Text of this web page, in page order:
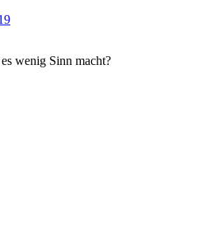
wenig Sinn macht?